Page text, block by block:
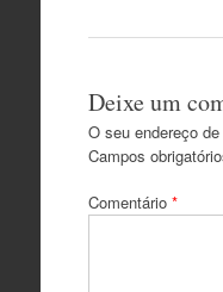
Deixe um
O seu endereço
Campos
Comentário *